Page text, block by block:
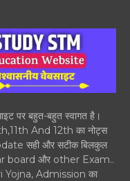
पर बहुत-बहुत स्वागत है।
And 12th का नोट्स
सही और सटीक बिलकुल
board और other Exam..
Admission का